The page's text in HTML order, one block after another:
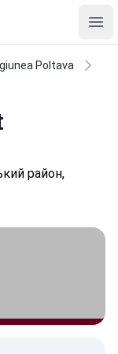
Poltava
район,